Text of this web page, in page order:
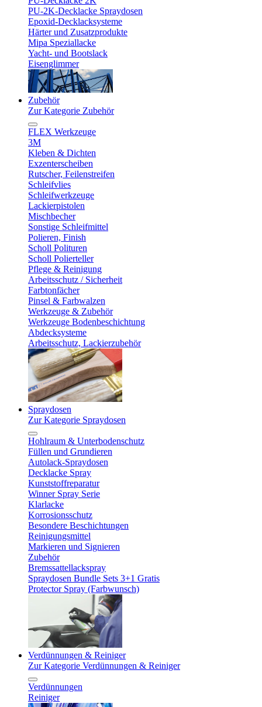
PU-2K-Decklacke Spraydosen
Epoxid-Decklacksysteme
Härter und Zusatzprodukte
Mipa Speziallacke
Yacht- und Bootslack
Eisenglimmer
Zubehör
Zur Kategorie Zubehör
FLEX Werkzeuge
3M
Kleben & Dichten
Exzenterscheiben
Rutscher, Feilenstreifen
Schleifvlies
Schleifwerkzeuge
Lackierpistolen
Mischbecher
Sonstige Schleifmittel
Polieren, Finish
Scholl Polituren
Scholl Polierteller
Pflege & Reinigung
Arbeitsschutz / Sicherheit
Farbtonfächer
Pinsel & Farbwalzen
Werkzeuge & Zubehör
Werkzeuge Bodenbeschichtung
Abdecksysteme
Arbeitsschutz, Lackierzubehör
Spraydosen
Zur Kategorie Spraydosen
Hohlraum & Unterbodenschutz
Füllen und Grundieren
Autolack-Spraydosen
Decklacke Spray
Kunststoffreparatur
Winner Spray Serie
Klarlacke
Korrosionsschutz
Besondere Beschichtungen
Reinigungsmittel
Markieren und Signieren
Zubehör
Bremssattellackspray
Spraydosen Bundle Sets 3+1 Gratis
Protector Spray (Farbwunsch)
Verdünnungen & Reiniger
Zur Kategorie Verdünnungen & Reiniger
Verdünnungen
Reiniger